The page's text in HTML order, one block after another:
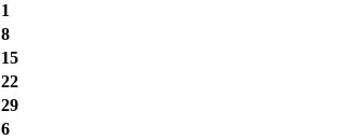
1
8
15
22
29
6